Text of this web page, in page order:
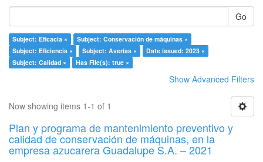
Go
Subject: Eficacia ×
Subject: Conservación de máquinas ×
Subject: Eficiencia ×
Subject: Averías ×
Date issued: 2023 ×
Subject: Calidad ×
Has File(s): true ×
Show Advanced Filters
Now showing items 1-1 of 1
Plan y programa de mantenimiento preventivo y
calidad de conservación de máquinas, en la
empresa azucarera Guadalupe S.A. – 2021